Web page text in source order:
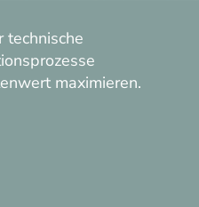
maximieren.